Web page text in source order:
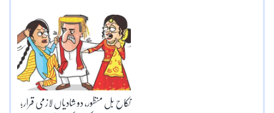
نکاح بل منظور، دو شادیاں لازمی قرار؛